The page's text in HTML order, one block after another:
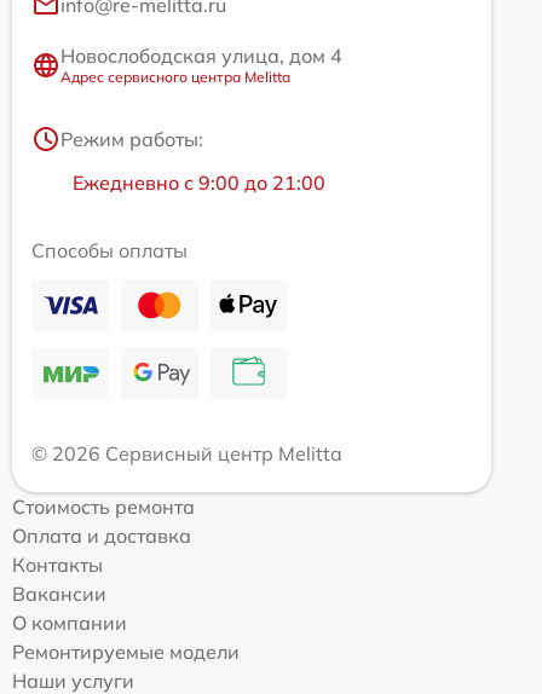
info@re-melitta.ru
Новослободская улица, дом 4
Адрес сервисного центра Melitta
Режим работы:
Ежедневно с 9:00 до 21:00
Способы оплаты
© 2026 Сервисный центр Melitta
Стоимость ремонта
Оплата и доставка
Контакты
Вакансии
О компании
Ремонтируемые модели
Наши услуги